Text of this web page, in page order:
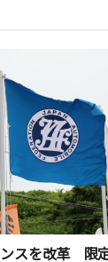
ンスを改革 限